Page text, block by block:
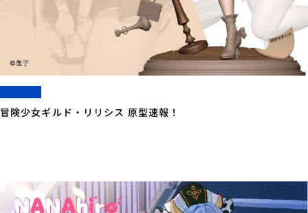
冒険少女ギルド・リリシス 原型速報！